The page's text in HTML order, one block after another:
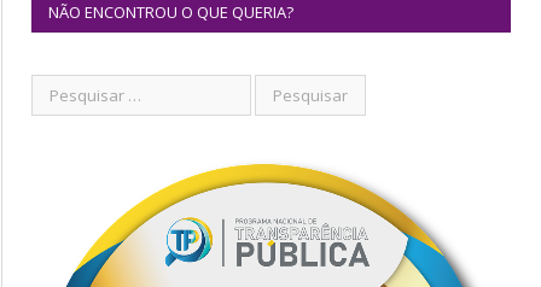
NÃO ENCONTROU O QUE QUERIA?